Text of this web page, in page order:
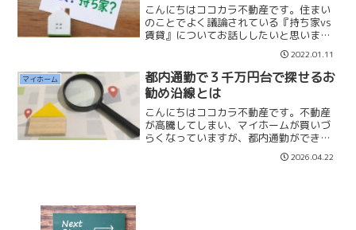
こんにちはココカラ不動産です。住まい
のことでよく議論されている『持ち家vs
賃貸』についてお話ししたいと思いま
す。私はこの議論がされるのは断片的な
所を切り取り『損得』を争っているから
終わりがないのだと思っています。そし
て仕組みやリスクの説明が...
2022.01.11
マイホーム
都内通勤で３千万円台で探せるお
勧め沿線とは
こんにちはココカラ不動産です。不動産
が高騰してしまい、マイホームが買いづ
らくなっていますが、都内通勤ができて
３千万円台で購入できる「お勧め沿線」
があります。「東武東上線」志木駅〜川
2026.04.22